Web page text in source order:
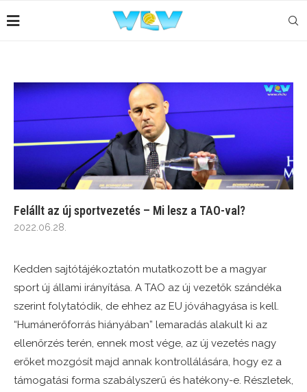
Felállt az új sportvezetés – Mi lesz a TAO-val?
2022.06.28.
Kedden sajtótájékoztatón mutatkozott be a magyar
sport új állami irányítása. A TAO az új vezetők szándéka
szerint folytatódik, de ehhez az EU jóváhagyása is kell.
“Humánerőforrás hiányában” lemaradás alakult ki az
ellenőrzés terén, ennek most vége, az új vezetés nagy
erőket mozgósít majd annak kontrollálására, hogy ez a
támogatási forma szabályszerű és hatékony-e. Részletek,